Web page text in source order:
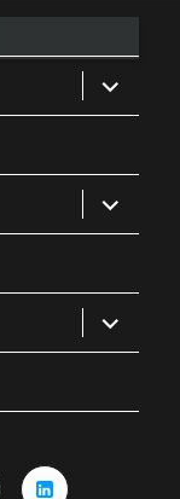
ouvrir
le
sous-
ouvrir
le
sous-
ouvrir
le
sous-